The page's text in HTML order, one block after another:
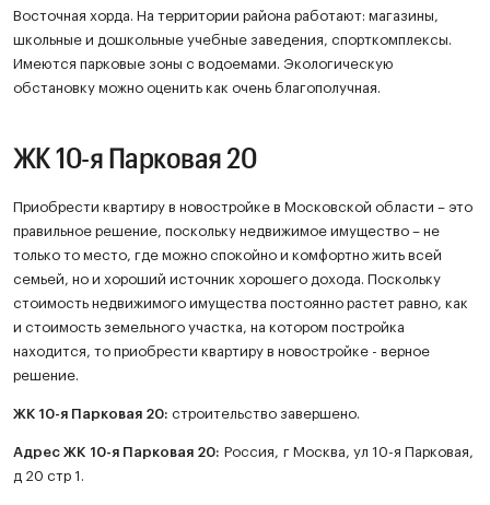
Восточная хорда. На территории района работают: магазины,
школьные и дошкольные учебные заведения, спорткомплексы.
Имеются парковые зоны с водоемами. Экологическую
обстановку можно оценить как очень благополучная.
ЖК 10-я Парковая 20
Приобрести квартиру в новостройке в Московской области – это
правильное решение, поскольку недвижимое имущество – не
только то место, где можно спокойно и комфортно жить всей
семьей, но и хороший источник хорошего дохода. Поскольку
стоимость недвижимого имущества постоянно растет равно, как
и стоимость земельного участка, на котором постройка
находится, то приобрести квартиру в новостройке - верное
решение.
ЖК 10-я Парковая 20: строительство завершено.
Адрес ЖК 10-я Парковая 20: Россия, г Москва, ул 10-я Парковая,
д 20 стр 1.